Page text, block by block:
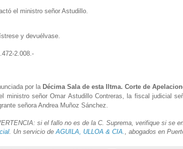
el ministro señor Astudillo.
y devuélvase.
2.008.-
por la Décima Sala de esta Iltma. Corte de
ministro señor Omar Astudillo Contreras, la fiscal judicial
señora Andrea Muñoz Sánchez.
si el fallo no es de la C. Suprema, verifique si se
. Un servicio deAGUILA, ULLOA & CIA., abogados en